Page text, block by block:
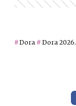
Dora Dora 2026.